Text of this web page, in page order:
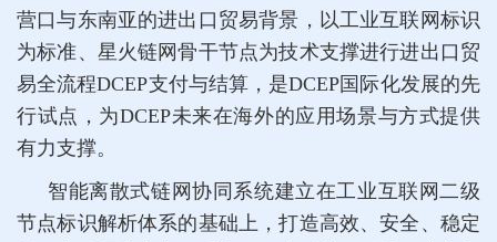
营口与东南亚的进出口贸易背景，以工业互联网标识
为标准、星火链网骨干节点为技术支撑进行进出口贸
易全流程DCEP支付与结算，是DCEP国际化发展的先
行试点，为DCEP未来在海外的应用场景与方式提供
有力支撑。
智能离散式链网协同系统建立在工业互联网二级
节点标识解析体系的基础上，打造高效、安全、稳定